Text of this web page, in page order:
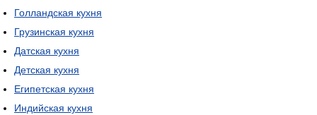
Голландская кухня
Грузинская кухня
Датская кухня
Детская кухня
Египетская кухня
Индийская кухня